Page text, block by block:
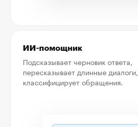
ИИ-помощник
Подсказывает черновик ответа,
пересказывает длинные диалоги,
классифицирует обращения.